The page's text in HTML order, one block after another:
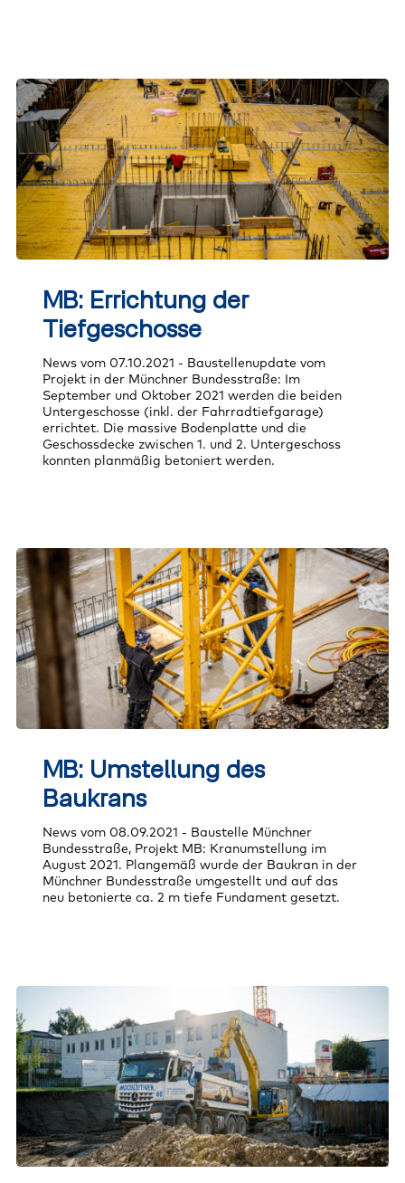
Tiefgeschosse
MB: Errichtung der
Tiefgeschosse
News vom 07.10.2021 - Baustellenupdate vom
Projekt in der Münchner Bundesstraße: Im
September und Oktober 2021 werden die beiden
Untergeschosse (inkl. der Fahrradtiefgarage)
errichtet. Die massive Bodenplatte und die
Geschossdecke zwischen 1. und 2. Untergeschoss
konnten planmäßig betoniert werden.
Baukrans
MB: Umstellung des
Baukrans
News vom 08.09.2021 - Baustelle Münchner
Bundesstraße, Projekt MB: Kranumstellung im
August 2021. Plangemäß wurde der Baukran in der
Münchner Bundesstraße umgestellt und auf das
neu betonierte ca. 2 m tiefe Fundament gesetzt.